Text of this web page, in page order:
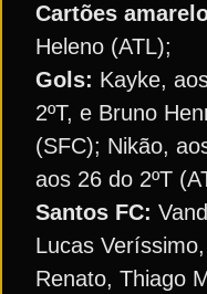
Cartões
Heleno (ATL);
Gols: Kayke,
2ºT, e Bruno
(SFC); Nikão,
aos 26 do 2ºT
Santos FC:
Lucas
Renato, Thiago